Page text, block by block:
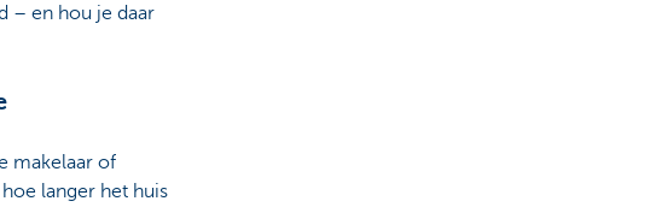
– en hou je daar
makelaar of
langer het huis